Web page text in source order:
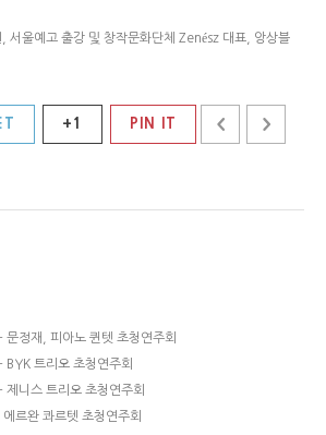
서울예고 출강 및 창작문화단체 Zenész 대표, 앙상블
+1 PIN IT
문정재, 피아노 퀸텟 초청연주회
BYK 트리오 초청연주회
제니스 트리오 초청연주회
르완 콰르텟 초청연주회